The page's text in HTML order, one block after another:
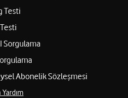
Testi
Sorgulama
Abonelik Sözleşmesi